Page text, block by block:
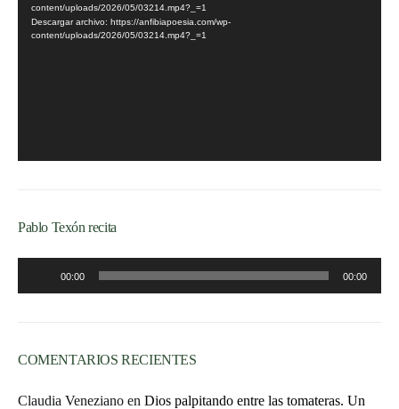
vídeo
content/uploads/2026/05/03214.mp4?_=1
Descargar archivo: https://anfibiapoesia.com/wp-
content/uploads/2026/05/03214.mp4?_=1
Pablo Texón recita
00:00 00:00
COMENTARIOS RECIENTES
Claudia Veneziano en Dios palpitando entre las tomateras. Un